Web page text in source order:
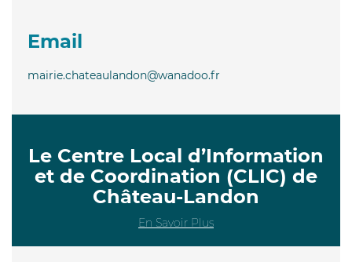
Email
mairie.chateaulandon@wanadoo.fr
Le Centre Local d’Information
et de Coordination (CLIC) de
Château-Landon
En Savoir Plus